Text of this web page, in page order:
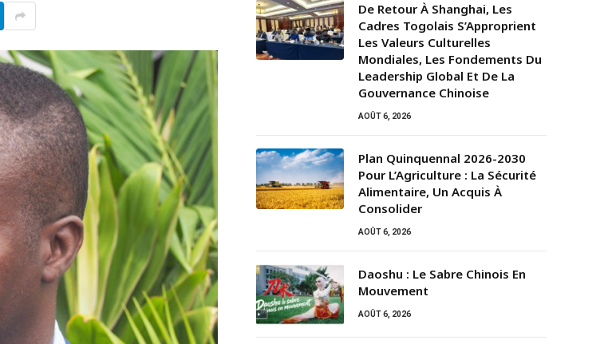
De Retour À Shanghai, Les
Cadres Togolais S’Approprient
Les Valeurs Culturelles
Mondiales, Les Fondements Du
Leadership Global Et De La
Gouvernance Chinoise
AOÛT 6, 2026
Plan Quinquennal 2026-2030
Pour L’Agriculture : La Sécurité
Alimentaire, Un Acquis À
Consolider
AOÛT 6, 2026
Daoshu : Le Sabre Chinois En
Mouvement
AOÛT 6, 2026